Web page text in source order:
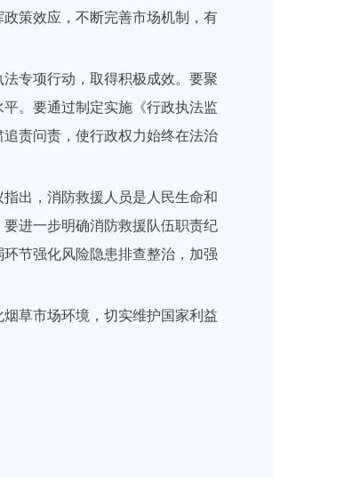
策效应，不断完善市场机制，有
专项行动，取得积极成效。要聚
。要通过制定实施《行政执法监
责问责，使行政权力始终在法治
出，消防救援人员是人民生命和
进一步明确消防救援队伍职责纪
节强化风险隐患排查整治，加强
草市场环境，切实维护国家利益